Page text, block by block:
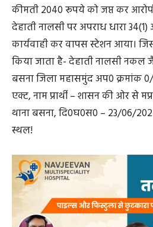
कीमती 2040 रूपये को जप्त कर
देहाती नालसी पर अपराध धारा
कार्यवाही कर वापस स्टेशन आया।
किया जाता है- देहाती नालसी नकल
बसना जिला महासमुंद अप0 क्रमांक
एक्ट, नाम प्रार्थी – शासन की ओर से
थाना बसना, दि0घ0स0 – 23/06/
स्थल!